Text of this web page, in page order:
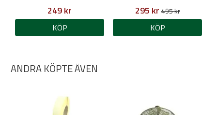
249 kr
KÖP
295 kr495 kr
KÖP
ANDRA KÖPTE ÄVEN